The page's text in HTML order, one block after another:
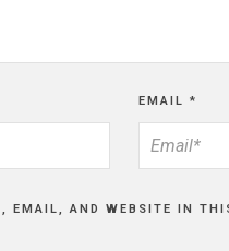
EMAIL *
EMAIL, AND WEBSITE IN